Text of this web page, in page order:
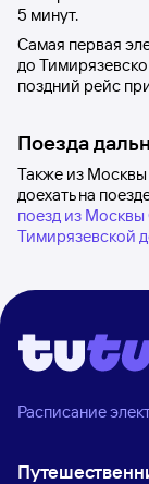
5 минут.
Самая первая
до
поздний рейс
Поезда
Также из
доехать на
поезд из
Тимирязевской
Расписание